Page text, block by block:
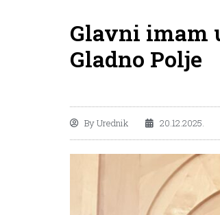
Glavni imam
Gladno Polje
ByUrednik 20.12.2025.